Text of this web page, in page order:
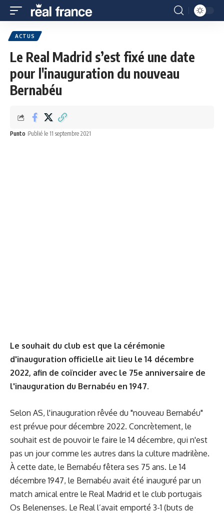
ACTUS
Le Real Madrid s’est fixé une date
pour l'inauguration du nouveau
Bernabéu
Punto Publié le 11 septembre 2021
Le souhait du club est que la cérémonie
d'inauguration officielle ait lieu le 14 décembre
2022, afin de coïncider avec le 75e anniversaire de
l'inauguration du Bernabéu en 1947.
Selon AS, l'inauguration rêvée du "nouveau Bernabéu"
est prévue pour décembre 2022. Concrètement, le
souhait est de pouvoir le faire le 14 décembre, qui n'est
pas un jour comme les autres dans la culture madrilène.
À cette date, le Bernabéu fêtera ses 75 ans. Le 14
décembre 1947, le Bernabéu avait été inauguré par un
match amical entre le Real Madrid et le club portugais
Os Belenenses. Le Real l’avait emporté 3-1 (buts de